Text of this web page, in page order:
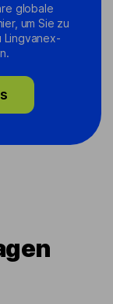
globale
um Sie zu
Lingvanex-